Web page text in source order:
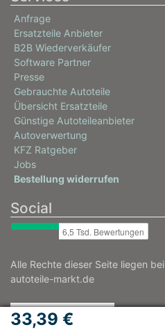
7593AFE
EXEO ST (3R5)
1.8 TSI
7593ADY
SEAT
EXEO ST (3R5)
2.0 TFSI
33,39 €
Anfrage
Ersatzteile Anbieter
B2B Wiederverkäufer
Software Partner
Presse
Gebrauchte Autoteile
Übersicht Ersatzteile
Günstige Autoteileanbieter
Autoverwertung
KFZ Ratgeber
Jobs
Bestellung widerrufen
Social
Alle Rechte dieser Seite liegen bei
autoteile-markt.de